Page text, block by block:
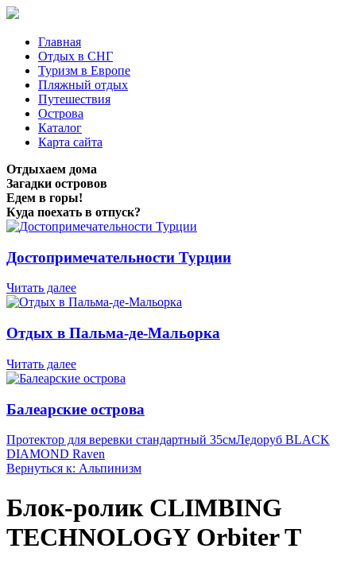
Главная
Отдых в СНГ
Туризм в Европе
Пляжный отдых
Путешествия
Острова
Каталог
Карта сайта
Отдыхаем дома
Загадки островов
Едем в горы!
Куда поехать в отпуск?
Достопримечательности Турции
Читать далее
Отдых в Пальма-де-Мальорка
Читать далее
Балеарские острова
Протектор для веревки стандартный 35смЛедоруб BLACK
DIAMOND Raven
Вернуться к: Альпинизм
Блок-ролик CLIMBING
TECHNOLOGY Orbiter T